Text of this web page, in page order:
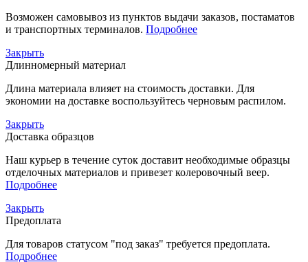
Возможен самовывоз из пунктов выдачи заказов, постаматов
и транспортных терминалов. Подробнее
Закрыть
Длинномерный материал
Длина материала влияет на стоимость доставки. Для
экономии на доставке воспользуйтесь черновым распилом.
Закрыть
Доставка образцов
Наш курьер в течение суток доставит необходимые образцы
отделочных материалов и привезет колеровочный веер.
Подробнее
Закрыть
Предоплата
Для товаров статусом "под заказ" требуется предоплата.
Подробнее